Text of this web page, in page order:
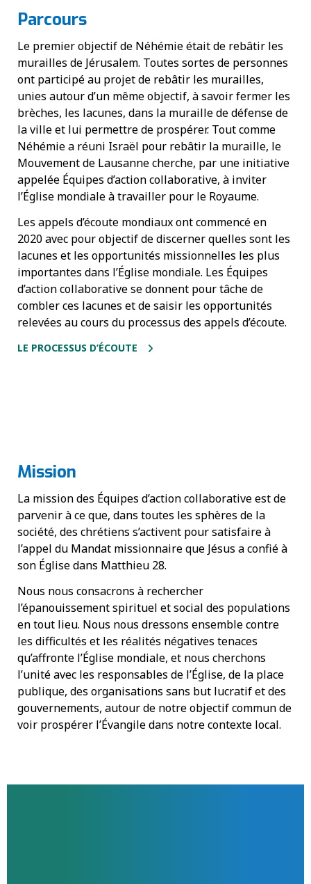
Parcours
Le premier objectif de Néhémie était de rebâtir les
murailles de Jérusalem. Toutes sortes de personnes
ont participé au projet de rebâtir les murailles,
unies autour d’un même objectif, à savoir fermer les
brèches, les lacunes, dans la muraille de défense de
la ville et lui permettre de prospérer. Tout comme
Néhémie a réuni Israël pour rebâtir la muraille, le
Mouvement de Lausanne cherche, par une initiative
appelée Équipes d’action collaborative, à inviter
l’Église mondiale à travailler pour le Royaume.
Les appels d’écoute mondiaux ont commencé en
2020 avec pour objectif de discerner quelles sont les
lacunes et les opportunités missionnelles les plus
importantes dans l’Église mondiale. Les Équipes
d’action collaborative se donnent pour tâche de
combler ces lacunes et de saisir les opportunités
relevées au cours du processus des appels d’écoute.
LE PROCESSUS D’ÉCOUTE
Mission
La mission des Équipes d’action collaborative est de
parvenir à ce que, dans toutes les sphères de la
société, des chrétiens s’activent pour satisfaire à
l’appel du Mandat missionnaire que Jésus a confié à
son Église dans Matthieu 28.
Nous nous consacrons à rechercher
l’épanouissement spirituel et social des populations
en tout lieu. Nous nous dressons ensemble contre
les difficultés et les réalités négatives tenaces
qu’affronte l’Église mondiale, et nous cherchons
l’unité avec les responsables de l’Église, de la place
publique, des organisations sans but lucratif et des
gouvernements, autour de notre objectif commun de
voir prospérer l’Évangile dans notre contexte local.